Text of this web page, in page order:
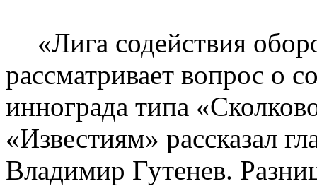
«Лига содействия
рассматривает вопрос о
иннограда типа
«Известиям» рассказал
Владимир Гутенев.